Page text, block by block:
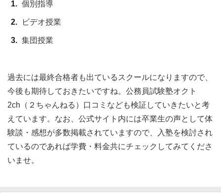
個別指導
ビデオ授業
集団授業
過去には最終合格者も出ているスクールになりますので、
今後も期待しておきたいですね。公務員試験塾オクト
2ch（２ちゃんねる）口コミなども検証していきたいと考
えています。なお、公式サイト内には卒業生の声として体
験談・感想が多数掲載されていますので、入塾を検討され
ているのであれば学費・料金共にチェックしてみてくださ
いませ。